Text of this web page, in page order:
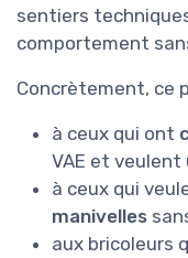
sentiers
comportement
Concrètement, ce
à ceux qui ont
VAE et veulent
à ceux qui
manivelles
aux bricoleurs